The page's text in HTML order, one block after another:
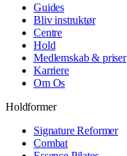
Guides
Bliv instruktør
Centre
Hold
Medlemskab & priser
Karriere
Om Os
Holdformer
Signature Reformer
Combat